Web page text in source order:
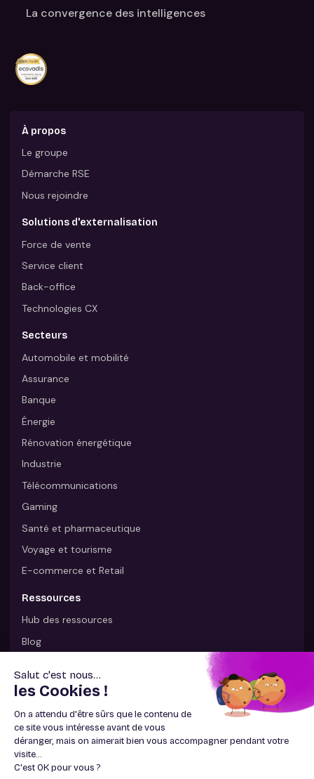
La convergence des intelligences
À propos
Le groupe
Démarche RSE
Nous rejoindre
Solutions d'externalisation
Force de vente
Service client
Back-office
Technologies CX
Secteurs
Automobile et mobilité
Assurance
Banque
Énergie
Rénovation énergétique
Industrie
Télécommunications
Gaming
Santé et pharmaceutique
Voyage et tourisme
E-commerce et Retail
Ressources
Hub des ressources
Blog
Livres blancs
La relation client et les Français en 2025
Les règles d'or du service client à l'ère du digital
La satisfaction comme axe stratégique
Contactez-nous
Du lundi au samedi de 8h à 20h hors jours fériés – Appel non